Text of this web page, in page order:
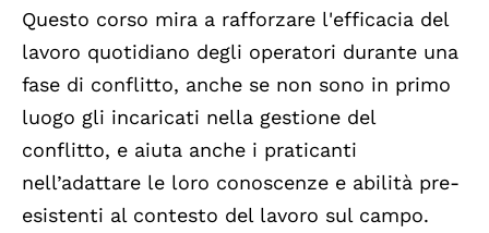
Questo corso mira a rafforzare l'efficacia del
lavoro quotidiano degli operatori durante una
fase di conflitto, anche se non sono in primo
luogo gli incaricati nella gestione del
conflitto, e aiuta anche i praticanti
nell’adattare le loro conoscenze e abilità pre-
esistenti al contesto del lavoro sul campo.